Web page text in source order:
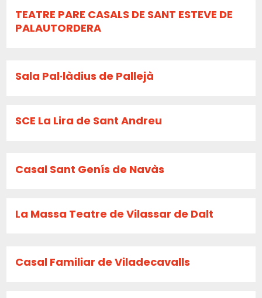
TEATRE PARE CASALS DE SANT ESTEVE DE
PALAUTORDERA
Sala Pal·làdius de Pallejà
SCE La Lira de Sant Andreu
Casal Sant Genís de Navàs
La Massa Teatre de Vilassar de Dalt
Casal Familiar de Viladecavalls